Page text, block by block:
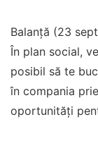
Balanță (23
În plan social,
posibil să te
în compania
oportunități